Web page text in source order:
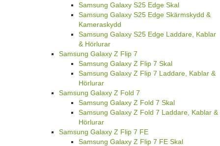
Samsung Galaxy S25 Edge Skal
Samsung Galaxy S25 Edge Skärmskydd &
Kameraskydd
Samsung Galaxy S25 Edge Laddare, Kablar
& Hörlurar
Samsung Galaxy Z Flip 7
Samsung Galaxy Z Flip 7 Skal
Samsung Galaxy Z Flip 7 Laddare, Kablar &
Hörlurar
Samsung Galaxy Z Fold 7
Samsung Galaxy Z Fold 7 Skal
Samsung Galaxy Z Fold 7 Laddare, Kablar &
Hörlurar
Samsung Galaxy Z Flip 7 FE
Samsung Galaxy Z Flip 7 FE Skal